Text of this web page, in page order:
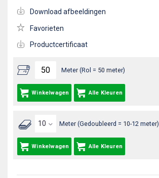
Meter (Rol = 50 meter)
Winkelwagen Alle Kleuren
Meter (Gedoubleerd = 10-12 meter)
Winkelwagen Alle Kleuren
Download afbeeldingen
Favorieten
Productcertificaat